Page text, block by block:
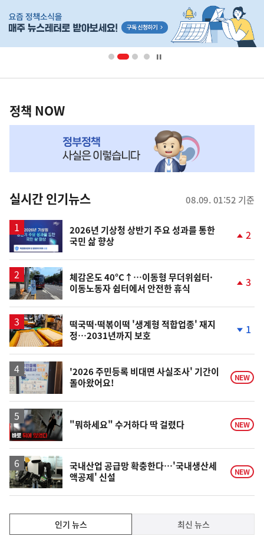
단
영
책
NOW,
뉴
스
정책 NOW
실시간 인기뉴스 08.09. 01:52 기준
2026년 기상청 상반기 주요 성과를 통한
국민 삶 향상
2
체감온도 40°C↑…이동형 무더위쉼터·
이동노동자 쉼터에서 안전한 휴식
3
떡국떡·떡볶이떡 '생계형 적합업종' 재지
정…2031년까지 보호
락
1
'2026 주민등록 비대면 사실조사' 기간이
돌아왔어요!
NEW
영
상
"뭐하세요" 수거하다 딱 걸렸다 NEW
국내산업 공급망 확충한다…'국내생산세
액공제' 신설
NEW
인기 뉴스 최신 뉴스